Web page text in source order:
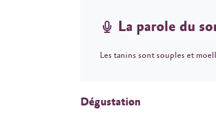
La parole du
Les tanins sont souples et
Dégustation